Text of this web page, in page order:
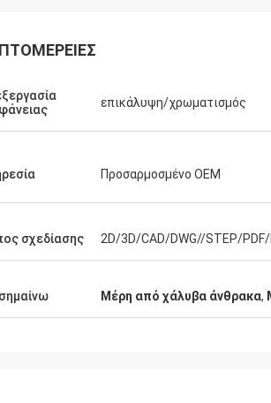
σας ευχαριστήσω για τα παιδιά
επικάλυψη/χρωματισμός
Προσαρμοσμένο OEM
σχεδίασης 2D/3D/CAD/DWG//STEP/PDF/
Μέρη από χάλυβα άνθρακα,